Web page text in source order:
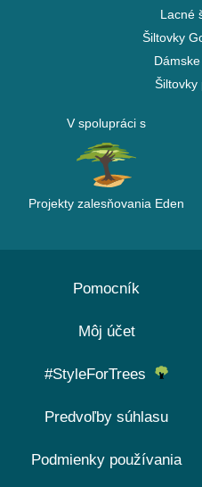
Lacné
Šiltovky
Šiltovky
V spolupráci s
Projekty zalesňovania Eden
Pomocník
Môj účet
#StyleForTrees
Predvoľby súhlasu
Podmienky používania